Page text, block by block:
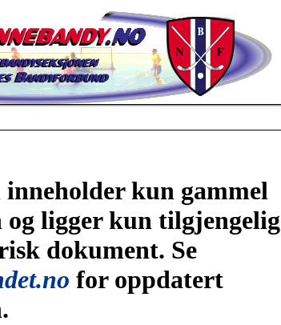
inneholder kun gammel
ligger kun tilgjengelig
dokument. Se
for oppdatert